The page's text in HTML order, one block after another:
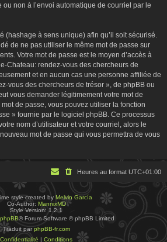
non à l’envoi automatique de courriel par le
(hashage à sens unique) afin qu’il soit sécurisé.
de ne pas utiliser le même mot de passe sur
Votre mot de passe est le moyen d’accès à
Chateau: rendez-vous des chercheurs de
et en aucun cas une personne affiliée de
vous des chercheurs de trésor », de phpBB ou
vous demander légitimement votre mot de
de passe, vous pouvez utiliser la fonction
» fournie par le logiciel phpBB. Ce processus
nom d’utilisateur et votre courriel, alors le
mot de passe qui vous permettra de vous
Heures au format UTC+01:00
style created by Melvin García
Co-Author: MannixMD
Style Version: 1.2.1
phpBB® Forum Software © phpBB Limited
Traduit parphpBB-fr.com
Confidentialité | Conditions